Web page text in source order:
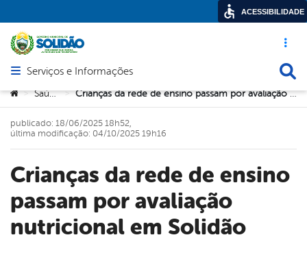
Acesso
Abrir menu principal de navegação
Serviços e Informações
Você está aqui:
> Saúde > Crianças da rede de ensino passam por avaliação nutricional em Solidão
Crianças da rede de ensino
passam por avaliação
nutricional em Solidão
publicado: 18/06/2025 18h52,
última modificação: 04/10/2025 19h16
ACESSIBILIDADE